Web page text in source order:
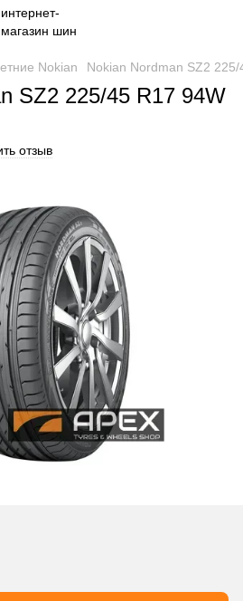
Nokian Nokian Nordman SZ2
SZ2 225/45 R17 94W
отзыв